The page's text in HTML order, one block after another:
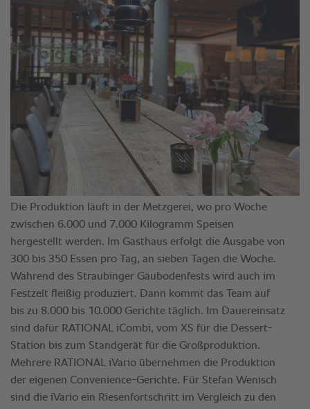
Die Produktion läuft in der Metzgerei, wo pro Woche
zwischen 6.000 und 7.000 Kilogramm Speisen
hergestellt werden. Im Gasthaus erfolgt die Ausgabe von
300 bis 350 Essen pro Tag, an sieben Tagen die Woche.
Während des Straubinger Gäubodenfests wird auch im
Festzelt fleißig produziert. Dann kommt das Team auf
bis zu 8.000 bis 10.000 Gerichte täglich. Im Dauereinsatz
sind dafür RATIONAL iCombi, vom XS für die Dessert-
Station bis zum Standgerät für die Großproduktion.
Mehrere RATIONAL iVario übernehmen die Produktion
der eigenen Convenience-Gerichte. Für Stefan Wenisch
sind die iVario ein Riesenfortschritt im Vergleich zu den